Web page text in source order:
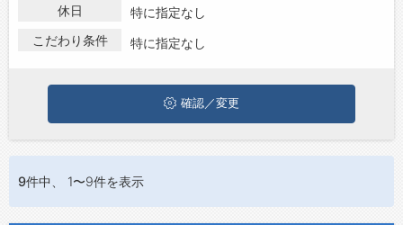
転職ノウハウ(応募書類の書き方・面接対策など)
転職・採用コラム
で人材コーディネーターの正社員の求人・転職情報を探している
方は、ぜひ興味のある職種に応募してみてくださいね。
休日
特に指定なし
こだわり条件
特に指定なし
確認／変更
9件中、 1〜9件を表示